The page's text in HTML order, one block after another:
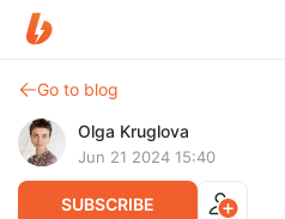
Go to blog
Olga Kruglova
Jun 21 2024 15:40
SUBSCRIBE